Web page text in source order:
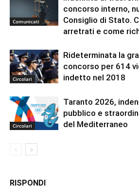
Comunicati
concorso interno,
Consiglio di Stato.
arretrati e come
Circolari
Rideterminata la
concorso per 614
indetto nel 2018
Circolari
Taranto 2026,
pubblico e
del Mediterraneo
RISPONDI